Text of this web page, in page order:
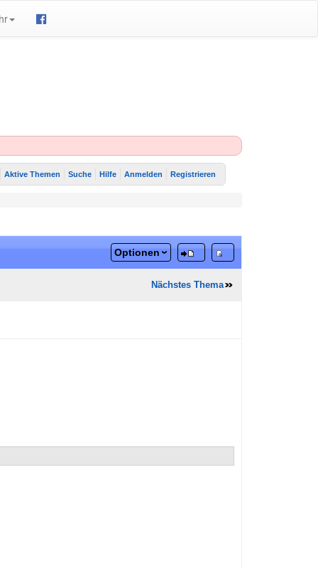
Aktive Themen Suche Hilfe Anmelden Registrieren
Optionen
Nächstes Thema